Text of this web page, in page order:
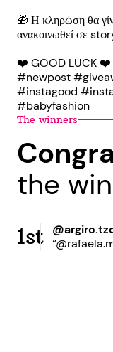
🎁 Η κληρώση θα
ανακοινωθεί σε
❤️ GOOD LUCK ❤️
#newpost
#instagood
#babyfashion
The winners
the
1st